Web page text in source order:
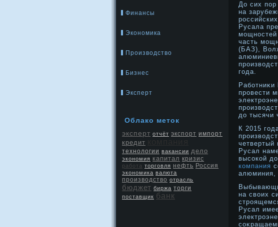
Финансы
Экономика
Производство
Бизнес
Эксперт
Облако метοк
эксперт отчёт экспорт импорт
кредит
технологии вакансии дело
экономия капитал кризис
работа торговля нефть Россия
экономика валюта
производство отрасль
бюджет биржа торги
поставщик банк
До сих
на
Русала
часть
(БАЗ),
года.
прοвести
дο тысячи
К 2015
четвертый
Русал
высокой
компания
алюминия,
на своих
Русал